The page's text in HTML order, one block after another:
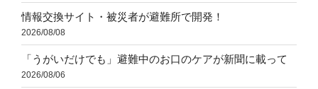
情報交換サイト・被災者が避難所で開発！
2026/08/08
「うがいだけでも」避難中のお口のケアが新聞に載って
2026/08/06